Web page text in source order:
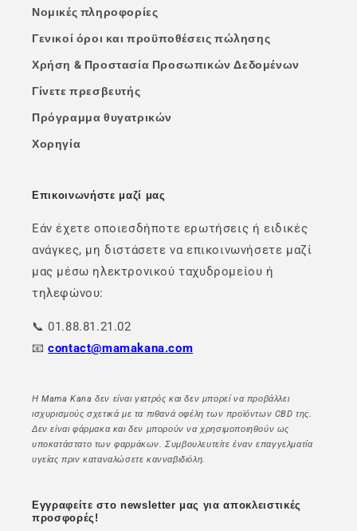
Νομικές πληροφορίες
Γενικοί όροι και προϋποθέσεις πώλησης
Χρήση & Προστασία Προσωπικών Δεδομένων
Γίνετε πρεσβευτής
Πρόγραμμα θυγατρικών
Χορηγία
Επικοινωνήστε μαζί μας
Εάν έχετε οποιεσδήποτε ερωτήσεις ή ειδικές
ανάγκες, μη διστάσετε να επικοινωνήσετε μαζί
μας μέσω ηλεκτρονικού ταχυδρομείου ή
τηλεφώνου:
📞 01.88.81.21.02
📧contact@mamakana.com
Η Mama Kana δεν είναι γιατρός και δεν μπορεί να προβάλλει
ισχυρισμούς σχετικά με τα πιθανά οφέλη των προϊόντων CBD της.
Δεν είναι φάρμακα και δεν μπορούν να χρησιμοποιηθούν ως
υποκατάστατο των φαρμάκων. Συμβουλευτείτε έναν επαγγελματία
υγείας πριν καταναλώσετε κανναβιδιόλη.
Εγγραφείτε στο newsletter μας για αποκλειστικές
προσφορές!